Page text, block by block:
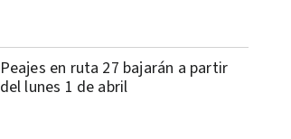
Peajes en ruta 27 bajarán a partir
del lunes 1 de abril